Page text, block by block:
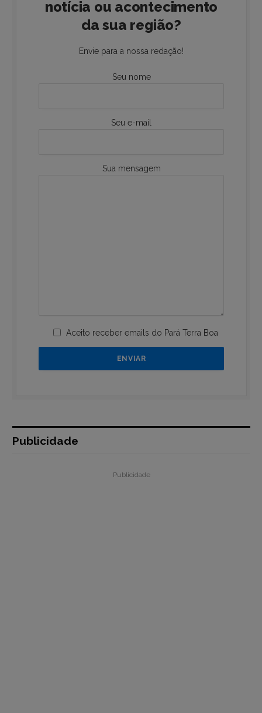
notícia ou acontecimento
da sua região?
Envie para a nossa redação!
Seu nome
Seu e-mail
Sua mensagem
Aceito receber emails do Pará Terra Boa
Publicidade
Publicidade